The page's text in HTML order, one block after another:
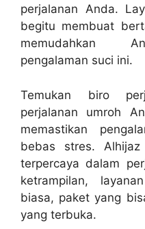
perjalanan Anda.
begitu membuat
memudahkan
pengalaman suci ini.
Temukan biro
perjalanan umroh
memastikan
bebas stres. Alhijaz
terpercaya dalam
ketrampilan,
biasa, paket yang
yang terbuka.